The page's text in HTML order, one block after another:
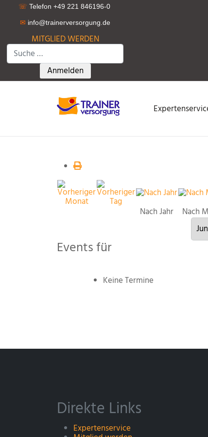
☏ Telefon +49 221 846196-0
✉ info@trainerversorgung.de
MITGLIED WERDEN
Suchen
Type 2 or more characters for results.
Anmelden
Nach Jahr Nach
Events für
Keine Termine
Direkte Links
Expertenservice